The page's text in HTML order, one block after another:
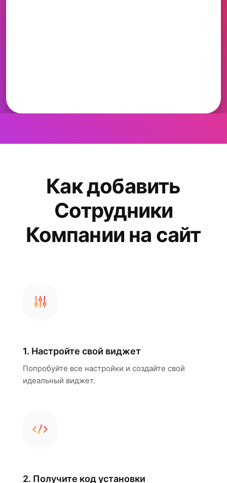
Как добавить
Сотрудники
Компании на сайт
1. Настройте свой виджет
Попробуйте все настройки и создайте свой
идеальный виджет.
2. Получите код установки